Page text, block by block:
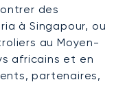
des
à Singapour, ou
au Moyen-
africains et en
partenaires,